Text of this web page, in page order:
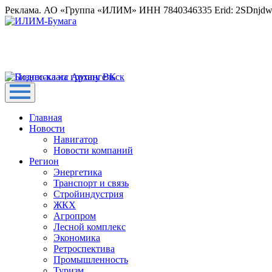
Реклама. АО «Группа «ИЛИМ» ИНН 7840346335 Erid:
Главная
Новости
Навигатор
Новости компаний
Регион
Энергетика
Транспорт и связь
Стройиндустрия
ЖКХ
Агропром
Лесной комплекс
Экономика
Ретроспектива
Промышленность